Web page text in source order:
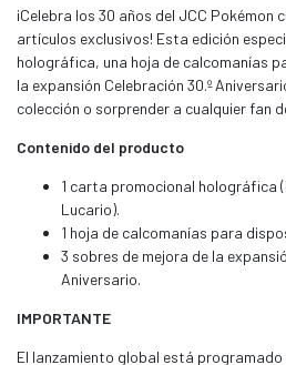
¡Celebra los 30 años del JCC Pokémon
artículos exclusivos! Esta edición
holográfica, una hoja de calcomanías
la expansión Celebración 30.º
colección o sorprender a cualquier fan
Contenido del producto
1 carta promocional holográfica
Lucario).
1 hoja de calcomanías para
3 sobres de mejora de la
Aniversario.
IMPORTANTE
El lanzamiento global está programado